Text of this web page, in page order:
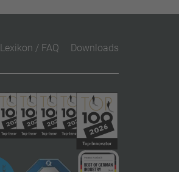
Lexikon / FAQ Downloads